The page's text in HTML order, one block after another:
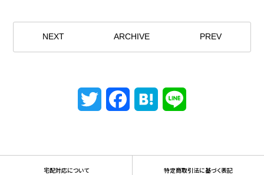
NEXT ARCHIVE PREV
Twitter FacebookHatena
宅配対応について 特定商取引法に基づく表記